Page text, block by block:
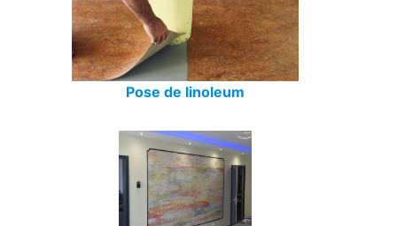
Pose de linoleum